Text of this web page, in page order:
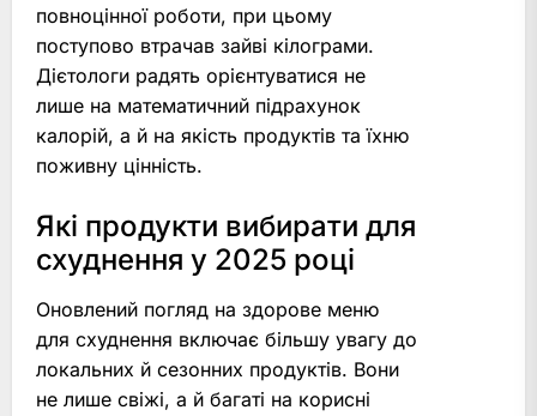
повноцінної роботи, при цьому
поступово втрачав зайві кілограми.
Дієтологи радять орієнтуватися не
лише на математичний підрахунок
калорій, а й на якість продуктів та їхню
поживну цінність.
Які продукти вибирати для
схуднення у 2025 році
Оновлений погляд на здорове меню
для схуднення включає більшу увагу до
локальних й сезонних продуктів. Вони
не лише свіжі, а й багаті на корисні